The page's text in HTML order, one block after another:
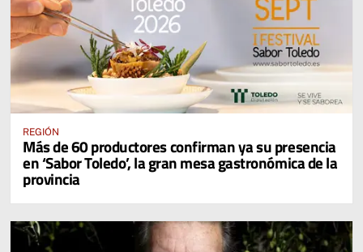
REGIÓN
Más de 60 productores confirman ya su presencia
en ‘Sabor Toledo’, la gran mesa gastronómica de la
provincia